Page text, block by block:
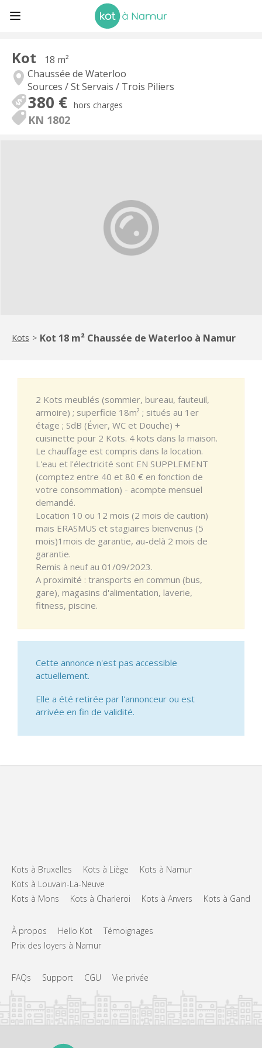
Kot
18 m²
Chaussée de Waterloo
Sources / St Servais / Trois Piliers
380 € hors charges
KN 1802
Kots > Kot 18 m² Chaussée de Waterloo à Namur
2 Kots meublés (sommier, bureau, fauteuil,
armoire) ; superficie 18m² ; situés au 1er
étage ; SdB (Évier, WC et Douche) +
cuisinette pour 2 Kots. 4 kots dans la maison.
Le chauffage est compris dans la location.
L'eau et l'électricité sont EN SUPPLEMENT
(comptez entre 40 et 80 € en fonction de
votre consommation) - acompte mensuel
demandé.
Location 10 ou 12 mois (2 mois de caution)
mais ERASMUS et stagiaires bienvenus (5
mois)1mois de garantie, au-delà 2 mois de
garantie.
Remis à neuf au 01/09/2023.
A proximité : transports en commun (bus,
gare), magasins d'alimentation, laverie,
fitness, piscine.
Cette annonce n'est pas accessible
actuellement.
Elle a été retirée par l'annonceur ou est
arrivée en fin de validité.
Kots à Bruxelles Kots à Liège
Kots à Namur
Kots à Louvain-La-Neuve
Kots à Mons
Kots à Charleroi Kots à Anvers Kots à Gand
À propos Hello Kot
Témoignages
Prix des loyers à Namur
FAQs Support CGU Vie privée